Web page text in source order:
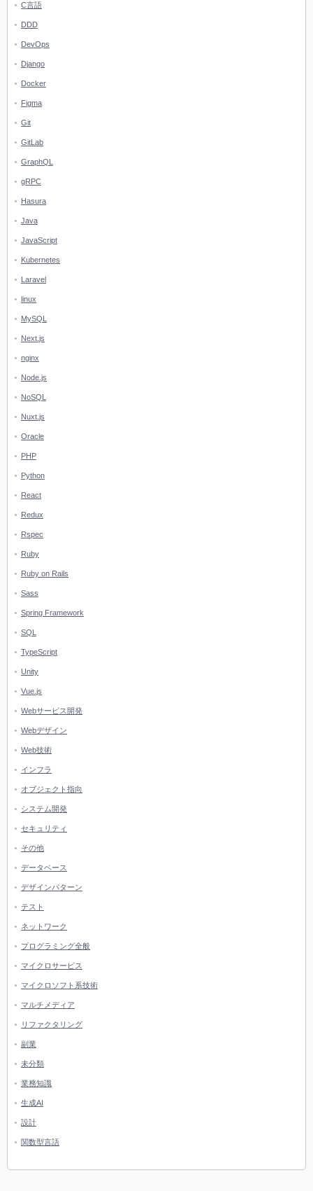
C言語
DDD
DevOps
Django
Docker
Figma
Git
GitLab
GraphQL
gRPC
Hasura
Java
JavaScript
Kubernetes
Laravel
linux
MySQL
Next.js
nginx
Node.js
NoSQL
Nuxt.js
Oracle
PHP
Python
React
Redux
Rspec
Ruby
Ruby on Rails
Sass
Spring Framework
SQL
TypeScript
Unity
Vue.js
Webサービス開発
Webデザイン
Web技術
インフラ
オブジェクト指向
システム開発
セキュリティ
その他
データベース
デザインパターン
テスト
ネットワーク
プログラミング全般
マイクロサービス
マイクロソフト系技術
マルチメディア
リファクタリング
副業
未分類
業務知識
生成AI
設計
関数型言語